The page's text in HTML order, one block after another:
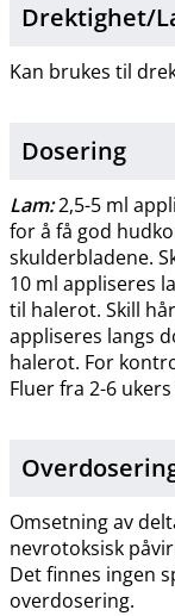
Drektighet​/​
Kan brukes til
Dosering
Lam:2,5-5 ml
for å få god
skulderbladene.
10 ml appliseres
til halerot. Skill
appliseres langs
halerot. For
Fluer fra 2-6
Omsetning av
nevrotoksisk
Det finnes ingen
overdosering.